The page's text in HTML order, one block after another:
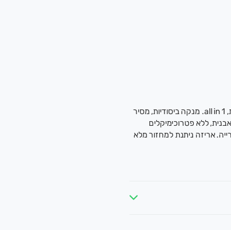
קפסולות מרוכזות אקולוגיות למדיח כלים, 40 קפסולות, all in 1. מנקה ביסודיות, מסיר
ללא פטרוכימיקלים
אריזה ניתנת למחזור מלא